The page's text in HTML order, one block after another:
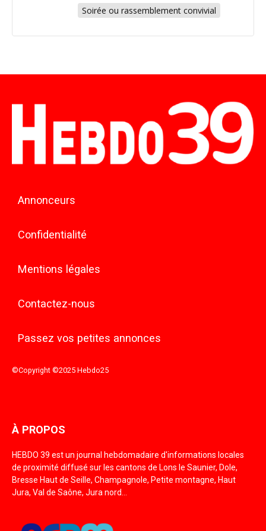
Soirée ou rassemblement convivial